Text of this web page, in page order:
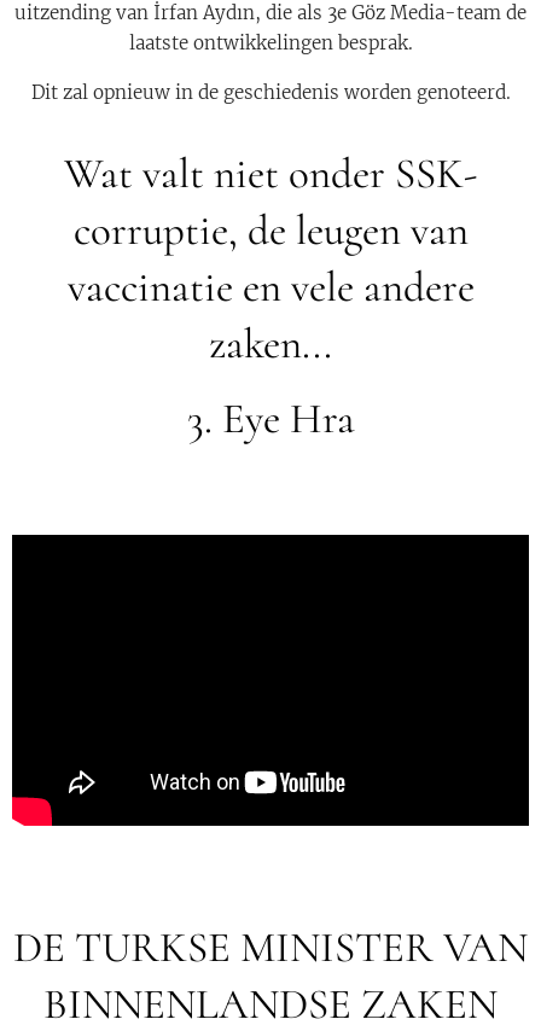
uitzending van İrfan Aydın, die als 3e Göz Media-team de
laatste ontwikkelingen besprak.
Dit zal opnieuw in de geschiedenis worden genoteerd.
Wat valt niet onder SSK-
corruptie, de leugen van
vaccinatie en vele andere
zaken...
3. Eye Hra
DE TURKSE MINISTER VAN
BINNENLANDSE ZAKEN